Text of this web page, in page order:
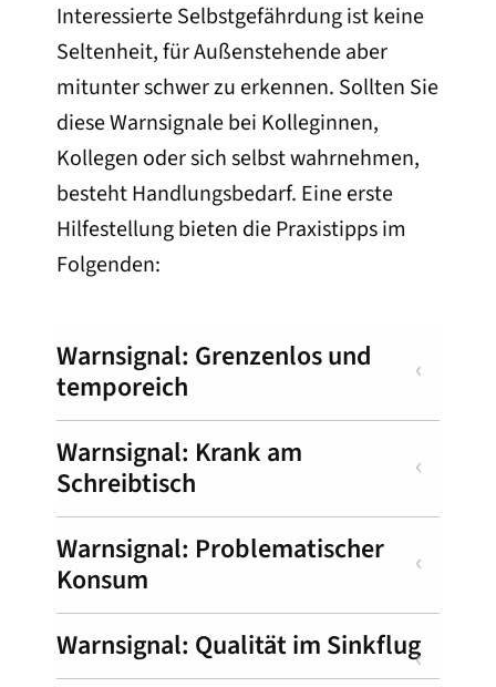
Interessierte Selbstgefährdung ist keine
Seltenheit, für Außenstehende aber
mitunter schwer zu erkennen. Sollten Sie
diese Warnsignale bei Kolleginnen,
Kollegen oder sich selbst wahrnehmen,
besteht Handlungsbedarf. Eine erste
Hilfestellung bieten die Praxistipps im
Folgenden:
Warnsignal: Grenzenlos und
temporeich
Warnsignal: Krank am
Schreibtisch
Warnsignal: Problematischer
Konsum
Warnsignal: Qualität im Sinkflug